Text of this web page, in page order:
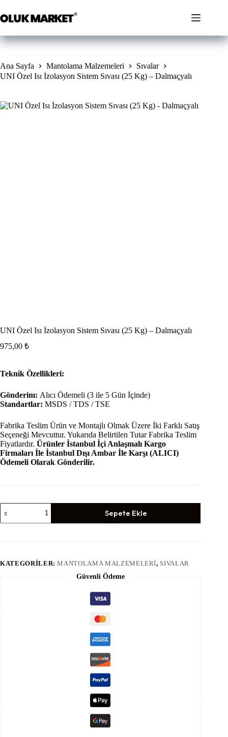
geç
Ana Sayfa Mantolama Malzemeleri
Sıvalar
UNI Özel Isı İzolasyon Sistem Sıvası (25 Kg) – Dalmaçyalı
UNI Özel Isı İzolasyon Sistem Sıvası (25 Kg) – Dalmaçyalı
975,00 ₺
Teknik Özellikleri:
Gönderim: Alıcı Ödemeli (3 ile 5 Gün İçinde)
Standartlar: MSDS / TDS / TSE
Fabrika Teslim Ürün ve Montajlı Olmak Üzere İki Farklı Satış
Seçeneği Mevcuttur. Yukarıda Belirtilen Tutar Fabrika Teslim
Fiyatlardır. Ürünler İstanbul İçi Anlaşmalı Kargo
Firmaları İle İstanbul Dışı Ambar İle Karşı (ALICI)
Ödemeli Olarak Gönderilir.
UNI
Özel
Isı
Kg)
Sepete Ekle
KATEGORILER:MANTOLAMA MALZEMELERI, SIVALAR
Güvenli Ödeme